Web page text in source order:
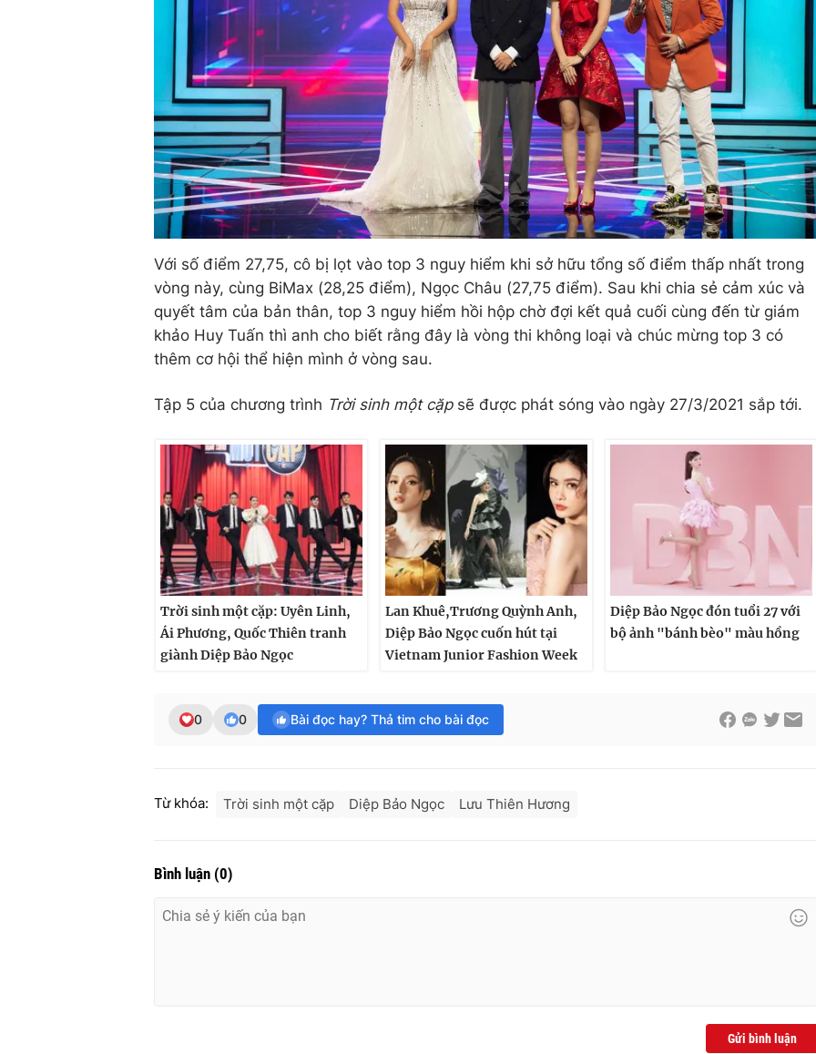
Với số điểm 27,75, cô bị lọt vào top 3 nguy hiểm khi sở hữu tổng số điểm thấp nhất trong
vòng này, cùng BiMax (28,25 điểm), Ngọc Châu (27,75 điểm). Sau khi chia sẻ cảm xúc và
quyết tâm của bản thân, top 3 nguy hiểm hồi hộp chờ đợi kết quả cuối cùng đến từ giám
khảo Huy Tuấn thì anh cho biết rằng đây là vòng thi không loại và chúc mừng top 3 có
thêm cơ hội thể hiện mình ở vòng sau.
Tập 5 của chương trình Trời sinh một cặp sẽ được phát sóng vào ngày 27/3/2021 sắp tới.
Trời sinh một cặp: Uyên Linh,
Ái Phương, Quốc Thiên tranh
giành Diệp Bảo Ngọc
Lan Khuê,Trương Quỳnh Anh,
Diệp Bảo Ngọc cuốn hút tại
Vietnam Junior Fashion Week
Diệp Bảo Ngọc đón tuổi 27 với
bộ ảnh "bánh bèo" màu hồng
0 0 Bài đọc hay? Thả tim cho bài đọc
Từ khóa: Trời sinh một cặp Diệp Bảo Ngọc Lưu Thiên Hương
Bình luận (0)
Gửi bình luận